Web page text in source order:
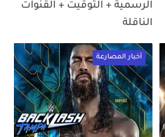
الرسمية + التوقيت + القنوات
الناقلة
أخبار المصارعة